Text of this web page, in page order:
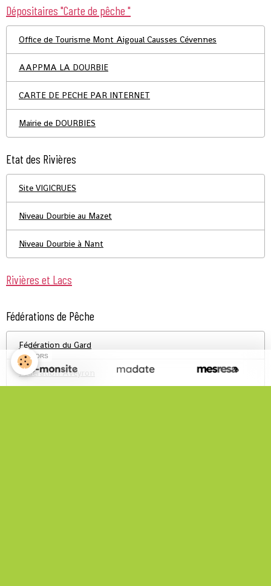
Dépositaires "Carte de pêche "
Office de Tourisme Mont Aigoual Causses Cévennes
AAPPMA LA DOURBIE
CARTE DE PECHE PAR INTERNET
Mairie de DOURBIES
Etat des Rivières
Site VIGICRUES
Niveau Dourbie au Mazet
Niveau Dourbie à Nant
Rivières et Lacs
Fédérations de Pêche
Fédération du Gard
Fédération Aveyron
SPONSORS